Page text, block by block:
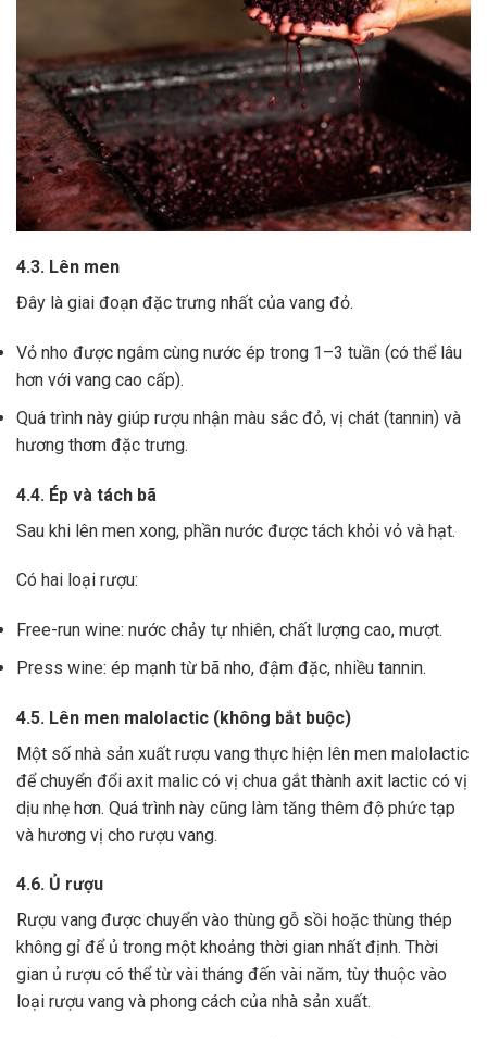
4.3. Lên men
Đây là giai đoạn đặc trưng nhất của vang đỏ.
Vỏ nho được ngâm cùng nước ép trong 1–3 tuần (có thể lâu
hơn với vang cao cấp).
Quá trình này giúp rượu nhận màu sắc đỏ, vị chát (tannin) và
hương thơm đặc trưng.
4.4. Ép và tách bã
Sau khi lên men xong, phần nước được tách khỏi vỏ và hạt.
Có hai loại rượu:
Free-run wine: nước chảy tự nhiên, chất lượng cao, mượt.
Press wine: ép mạnh từ bã nho, đậm đặc, nhiều tannin.
4.5. Lên men malolactic (không bắt buộc)
Một số nhà sản xuất rượu vang thực hiện lên men malolactic
để chuyển đổi axit malic có vị chua gắt thành axit lactic có vị
dịu nhẹ hơn. Quá trình này cũng làm tăng thêm độ phức tạp
và hương vị cho rượu vang.
4.6. Ủ rượu
Rượu vang được chuyển vào thùng gỗ sồi hoặc thùng thép
không gỉ để ủ trong một khoảng thời gian nhất định. Thời
gian ủ rượu có thể từ vài tháng đến vài năm, tùy thuộc vào
loại rượu vang và phong cách của nhà sản xuất.